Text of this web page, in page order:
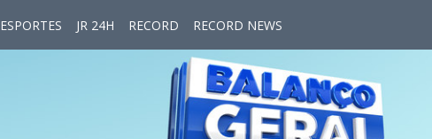
ESPORTES JR 24H RECORD RECORD NEWS